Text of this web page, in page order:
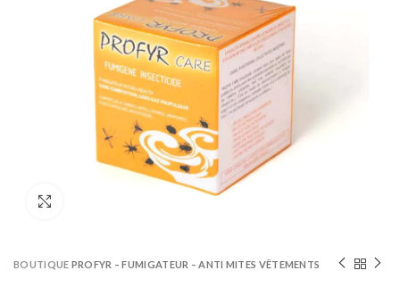
BOUTIQUE PROFYR – FUMIGATEUR – ANTI MITES VÊTEMENTS